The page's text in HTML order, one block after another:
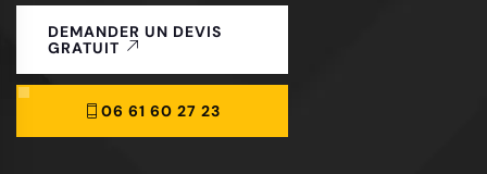
DEMANDER UN DEVIS
GRATUIT
06 61 60 27 23